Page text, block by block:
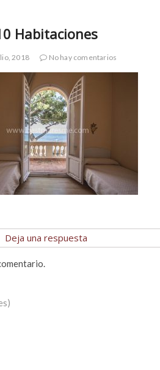
Habitaciones
2018 No hay comentarios
Deja una respuesta